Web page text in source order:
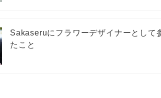
Sakaseruにフラワーデザイナーとして
たこと